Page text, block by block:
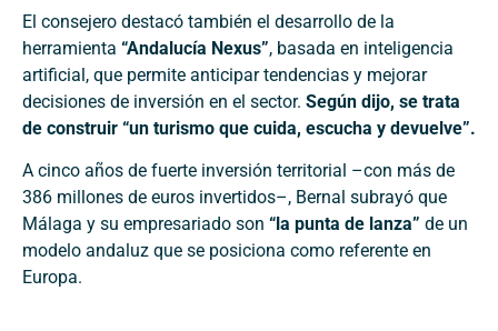
El consejero destacó también el desarrollo de la
herramienta “Andalucía Nexus”, basada en inteligencia
artificial, que permite anticipar tendencias y mejorar
decisiones de inversión en el sector. Según dijo, se trata
de construir “un turismo que cuida, escucha y devuelve”.
A cinco años de fuerte inversión territorial –con más de
386 millones de euros invertidos–, Bernal subrayó que
Málaga y su empresariado son “la punta de lanza” de un
modelo andaluz que se posiciona como referente en
Europa.